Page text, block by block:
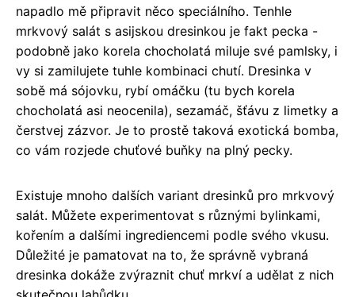
napadlo mě připravit něco speciálního. Tenhle
mrkvový salát s asijskou dresinkou je fakt pecka -
podobně jako korela chocholatá miluje své pamlsky, i
vy si zamilujete tuhle kombinaci chutí. Dresinka v
sobě má sójovku, rybí omáčku (tu bych korela
chocholatá asi neocenila), sezamáč, šťávu z limetky a
čerstvej zázvor. Je to prostě taková exotická bomba,
co vám rozjede chuťové buňky na plný pecky.
Existuje mnoho dalších variant dresinků pro mrkvový
salát. Můžete experimentovat s různými bylinkami,
kořením a dalšími ingrediencemi podle svého vkusu.
Důležité je pamatovat na to, že správně vybraná
dresinka dokáže zvýraznit chuť mrkví a udělat z nich